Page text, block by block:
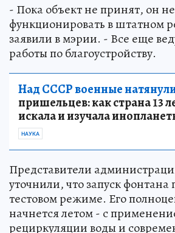
- Пока объект не принят, он
функционировать в штатном
заявили в мэрии. - Все еще
работы по благоустройству.
Над СССР военные
пришельцев: как страна 13
искала и изучала
НАУКА
Представители
уточнили, что запуск фонтана
тестовом режиме. Его
начнется летом - с
рециркуляции воды и